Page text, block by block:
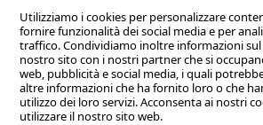
Fax: 0824 817 977
Utilizziamo i cookies per personalizzare
fornire funzionalità dei social media e per
traffico. Condividiamo inoltre informazioni
nostro sito con i nostri partner che si
web, pubblicità e social media, i quali
altre informazioni che ha fornito loro o che
utilizzo dei loro servizi. Acconsenta ai nostri
utilizzare il nostro sito web.